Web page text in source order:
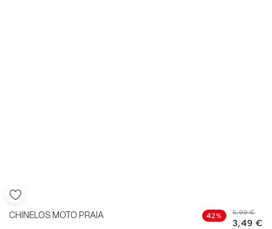
CHINELOS MOTO PRAIA 42% 5,99 €
3,49 €